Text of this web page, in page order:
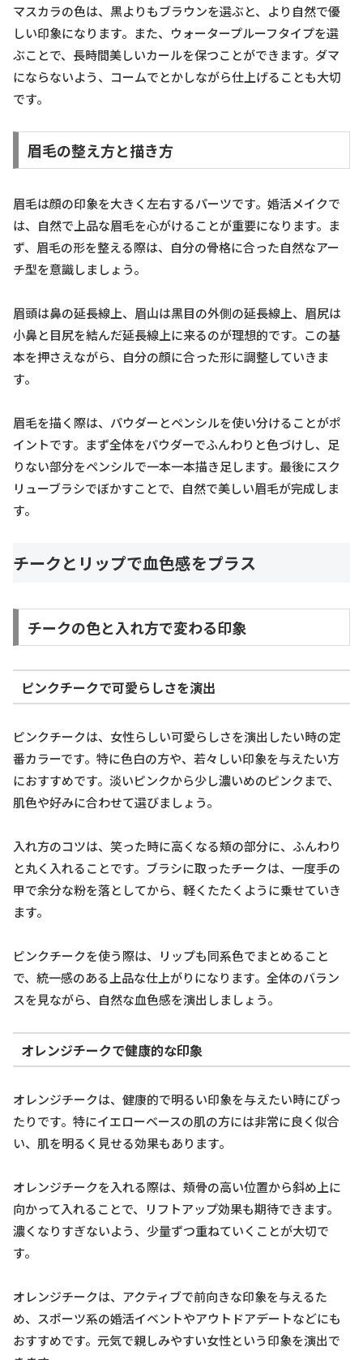
マスカラの色は、黒よりもブラウンを選ぶと、より自然で優
しい印象になります。また、ウォータープルーフタイプを選
ぶことで、長時間美しいカールを保つことができます。ダマ
にならないよう、コームでとかしながら仕上げることも大切
です。
眉毛の整え方と描き方
眉毛は顔の印象を大きく左右するパーツです。婚活メイクで
は、自然で上品な眉毛を心がけることが重要になります。ま
ず、眉毛の形を整える際は、自分の骨格に合った自然なアー
チ型を意識しましょう。
眉頭は鼻の延長線上、眉山は黒目の外側の延長線上、眉尻は
小鼻と目尻を結んだ延長線上に来るのが理想的です。この基
本を押さえながら、自分の顔に合った形に調整していきま
す。
眉毛を描く際は、パウダーとペンシルを使い分けることがポ
イントです。まず全体をパウダーでふんわりと色づけし、足
りない部分をペンシルで一本一本描き足します。最後にスク
リューブラシでぼかすことで、自然で美しい眉毛が完成しま
す。
チークとリップで血色感をプラス
チークの色と入れ方で変わる印象
ピンクチークで可愛らしさを演出
ピンクチークは、女性らしい可愛らしさを演出したい時の定
番カラーです。特に色白の方や、若々しい印象を与えたい方
におすすめです。淡いピンクから少し濃いめのピンクまで、
肌色や好みに合わせて選びましょう。
入れ方のコツは、笑った時に高くなる頬の部分に、ふんわり
と丸く入れることです。ブラシに取ったチークは、一度手の
甲で余分な粉を落としてから、軽くたたくように乗せていき
ます。
ピンクチークを使う際は、リップも同系色でまとめること
で、統一感のある上品な仕上がりになります。全体のバラン
スを見ながら、自然な血色感を演出しましょう。
オレンジチークで健康的な印象
オレンジチークは、健康的で明るい印象を与えたい時にぴっ
たりです。特にイエローベースの肌の方には非常に良く似合
い、肌を明るく見せる効果もあります。
オレンジチークを入れる際は、頬骨の高い位置から斜め上に
向かって入れることで、リフトアップ効果も期待できます。
濃くなりすぎないよう、少量ずつ重ねていくことが大切で
す。
オレンジチークは、アクティブで前向きな印象を与えるた
め、スポーツ系の婚活イベントやアウトドアデートなどにも
おすすめです。元気で親しみやすい女性という印象を演出で